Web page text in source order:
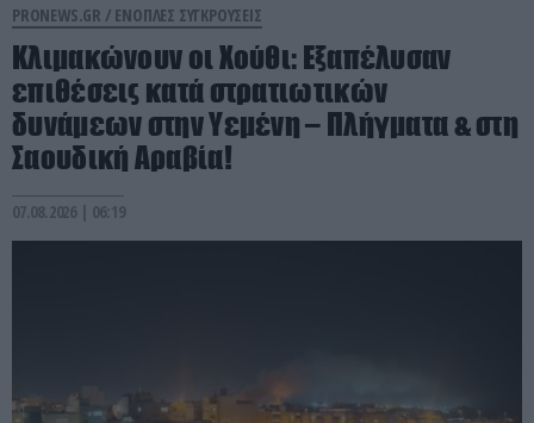
PRONEWS.GR / ΕΝΟΠΛΕΣ ΣΥΓΚΡΟΥΣΕΙΣ
Κλιμακώνουν οι Χούθι: Eξαπέλυσαν
επιθέσεις κατά στρατιωτικών
δυνάμεων στην Υεμένη – Πλήγματα & στη
Σαουδική Αραβία!
07.08.2026 | 06:19